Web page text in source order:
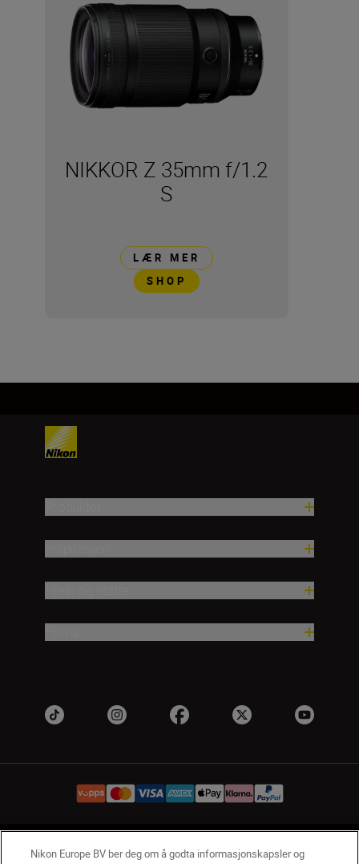
NIKKOR Z 35mm f/1.2
S
LÆR MER
SHOP
NO Nikon Sites
Nikon Europe BV ber deg om å godta informasjonskapsler og